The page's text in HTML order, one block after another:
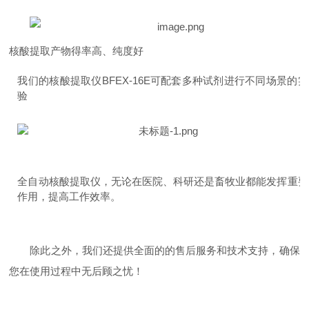
核酸提取产物得率高、纯度好
我们的核酸提取仪BFEX-16E可配套多种试剂进行不同场景的实
验
全自动核酸提取仪，无论在医院、科研还是畜牧业都能发挥重要
作用，提高工作效率。
除此之外，我们还提供全面的的售后服务和技术支持，确保
您在使用过程中无后顾之忧！